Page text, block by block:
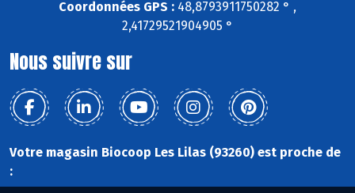
Coordonnées GPS : 48,8793911750282 ° ,
2,41729521904905 °
Nous suivre sur
Votre magasin Biocoop Les Lilas (93260) est proche de
: